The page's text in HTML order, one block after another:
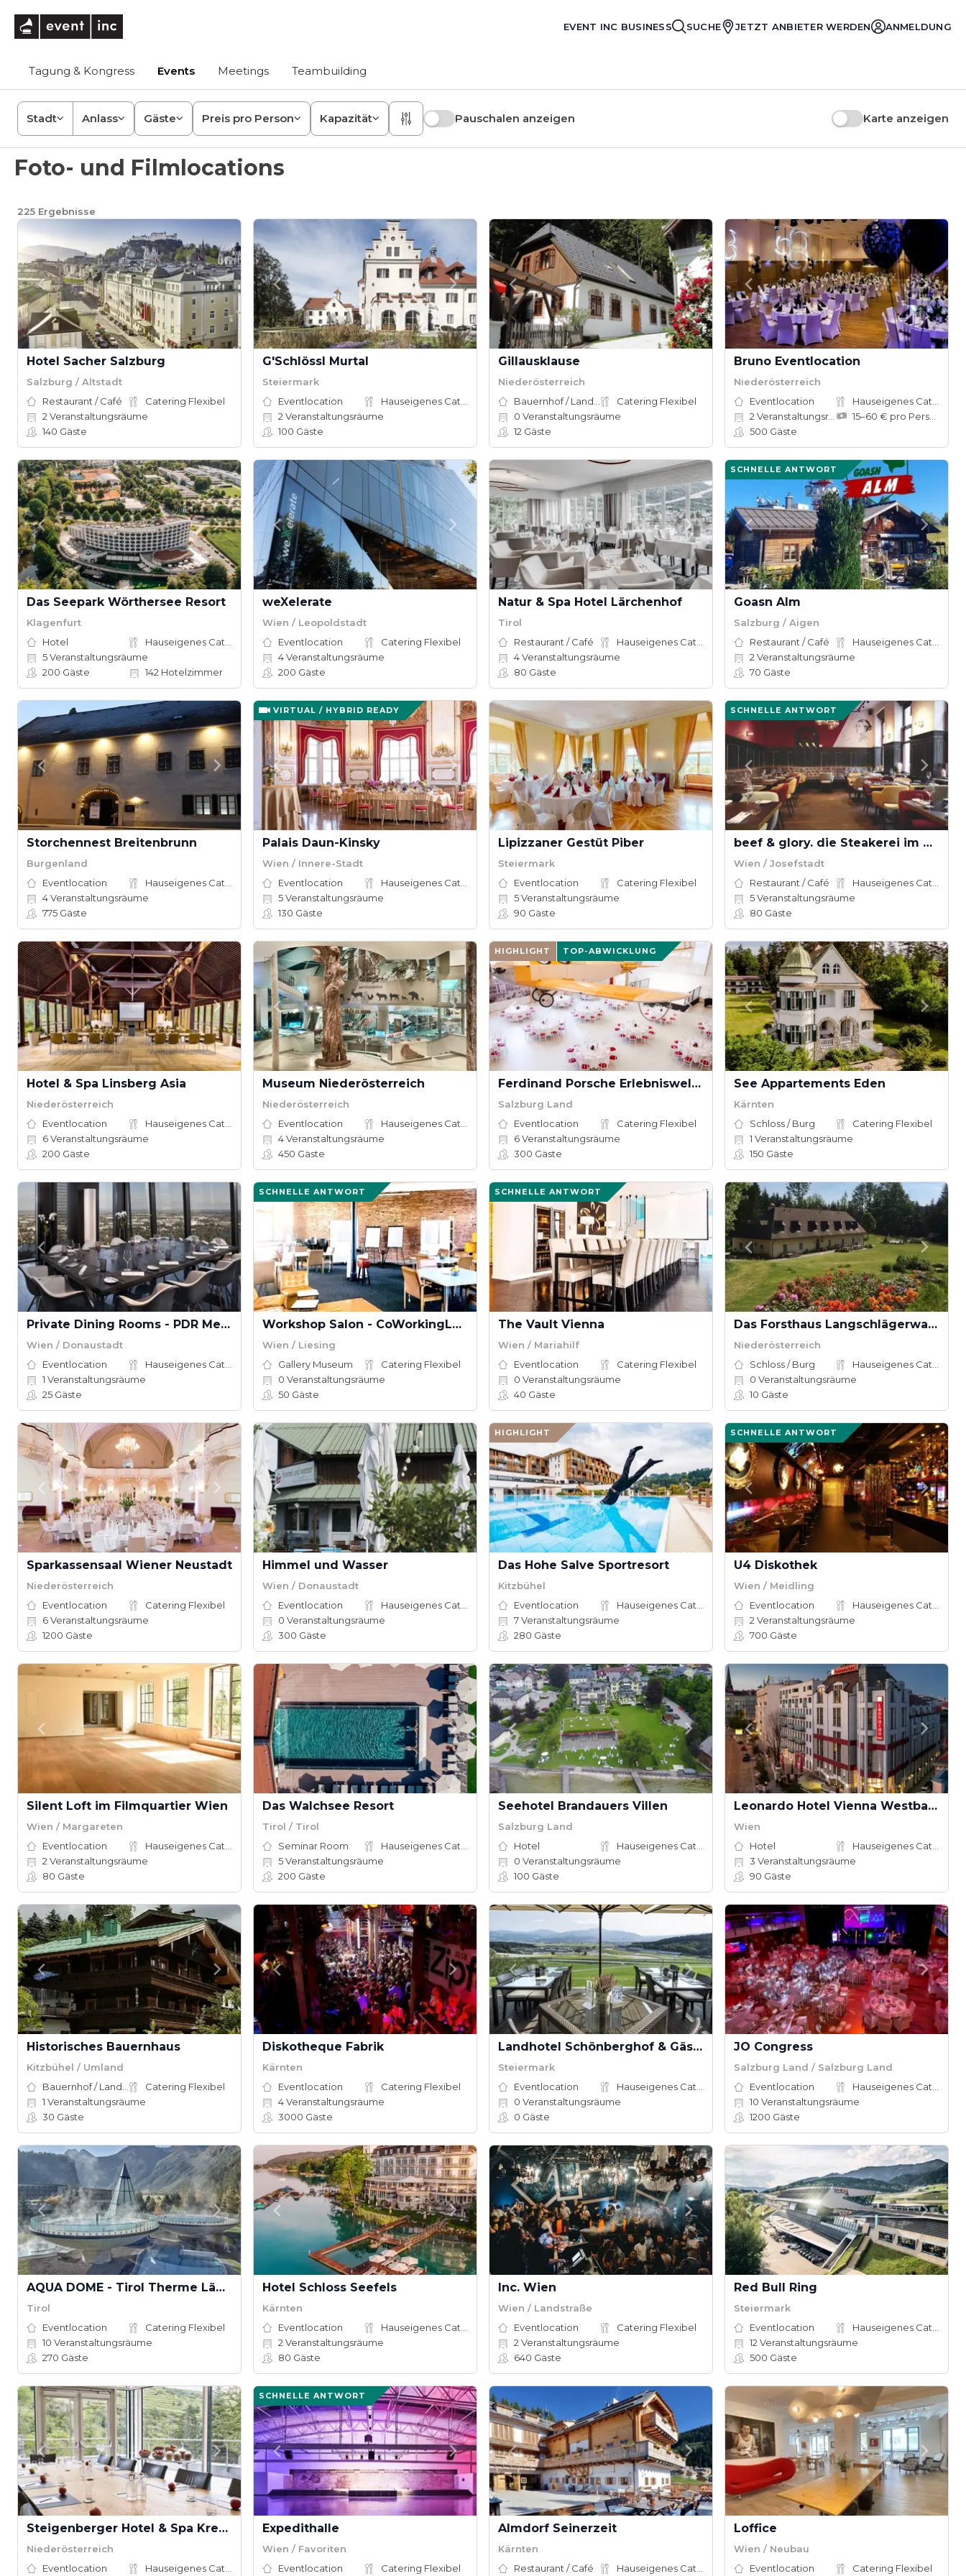
EVENT INC BUSINESS SUCHE JETZT ANBIETER WERDEN ANMELDUNG
Tagung & Kongress Events Meetings Teambuilding
Stadt Anlass Gäste Preis pro Person Kapazität Pauschalen anzeigen Karte anzeigen
Foto- und Filmlocations
225 Ergebnisse
Hotel Sacher Salzburg
Salzburg / Altstadt
Restaurant / Café
Catering Flexibel
2 Veranstaltungsräume
140 Gäste
G'Schlössl Murtal
Steiermark
Eventlocation
2 Veranstaltungsräume
100 Gäste
Gillausklause
Niederösterreich
Catering Flexibel
0 Veranstaltungsräume
12 Gäste
Bruno Eventlocation
Niederösterreich
Eventlocation
2 Veranstaltungsräume
500 Gäste
Das Seepark Wörthersee Resort
Klagenfurt
Hotel
5Veranstaltungsräume
200 Gäste 142 Hotelzimmer
weXelerate
Wien / Leopoldstadt
Eventlocation
Catering Flexibel
4Veranstaltungsräume
200 Gäste
Natur & Spa Hotel Lärchenhof
Tirol
Restaurant / Café
4Veranstaltungsräume
80 Gäste
SCHNELLE ANTWORT
Goasn Alm
Salzburg / Aigen
Restaurant / Café
2 Veranstaltungsräume
70 Gäste
Storchennest Breitenbrunn
Burgenland
Eventlocation
4Veranstaltungsräume
775 Gäste
VIRTUAL / HYBRID READY
Palais Daun-Kinsky
Wien / Innere-Stadt
Eventlocation
5Veranstaltungsräume
130 Gäste
Lipizzaner Gestüt Piber
Steiermark
Eventlocation
Catering Flexibel
5Veranstaltungsräume
90 Gäste
SCHNELLE ANTWORT
beef & glory. die Steakerei im Achten. das Steakhouse in Wien
Wien / Josefstadt
Restaurant / Café
5Veranstaltungsräume
80 Gäste
Hotel & Spa Linsberg Asia
Niederösterreich
Eventlocation
6Veranstaltungsräume
200 Gäste
Museum Niederösterreich
Niederösterreich
Eventlocation
4Veranstaltungsräume
450 Gäste
HIGHLIGHT TOP-ABWICKLUNG
Ferdinand Porsche Erlebniswelten fahr(T)raum
Salzburg Land
Eventlocation
Catering Flexibel
6Veranstaltungsräume
300 Gäste
See Appartements Eden
Kärnten
Schloss / Burg
Catering Flexibel
1 Veranstaltungsräume
150 Gäste
Private Dining Rooms - PDR Meliá Vienna
Wien / Donaustadt
Eventlocation
1 Veranstaltungsräume
25 Gäste
SCHNELLE ANTWORT
Workshop Salon - CoWorkingLoft
Wien / Liesing
Gallery Museum
Catering Flexibel
0 Veranstaltungsräume
50 Gäste
SCHNELLE ANTWORT
The Vault Vienna
Wien / Mariahilf
Eventlocation
Catering Flexibel
0 Veranstaltungsräume
40 Gäste
Das Forsthaus Langschlägerwald
Niederösterreich
Schloss / Burg
0 Veranstaltungsräume
10 Gäste
Sparkassensaal Wiener Neustadt
Niederösterreich
Eventlocation
Catering Flexibel
6Veranstaltungsräume
1200 Gäste
Himmel und Wasser
Wien / Donaustadt
Eventlocation
0 Veranstaltungsräume
300 Gäste
HIGHLIGHT
Das Hohe Salve Sportresort
Kitzbühel
Eventlocation
7Veranstaltungsräume
280 Gäste
SCHNELLE ANTWORT
U4 Diskothek
Wien / Meidling
Eventlocation
2 Veranstaltungsräume
700 Gäste
Silent Loft im Filmquartier Wien
Wien / Margareten
Eventlocation
2 Veranstaltungsräume
80 Gäste
Das Walchsee Resort
Tirol / Tirol
Seminar Room
5Veranstaltungsräume
200 Gäste
Seehotel Brandauers Villen
Salzburg Land
Hotel
0 Veranstaltungsräume
100 Gäste
Leonardo Hotel Vienna Westbahnhof
Wien
Hotel
3 Veranstaltungsräume
90 Gäste
Historisches Bauernhaus
Kitzbühel / Umland
Catering Flexibel
1 Veranstaltungsräume
30 Gäste
Diskotheque Fabrik
Kärnten
Eventlocation
Catering Flexibel
4Veranstaltungsräume
3000 Gäste
Landhotel Schönberghof & Gästehaus Enzinger
Steiermark
Eventlocation
0 Veranstaltungsräume
0 Gäste
JO Congress
Salzburg Land / Salzburg Land
Eventlocation
10 Veranstaltungsräume
1200 Gäste
AQUA DOME - Tirol Therme Längenfeld
Tirol
Eventlocation
Catering Flexibel
10 Veranstaltungsräume
270 Gäste
Hotel Schloss Seefels
Kärnten
Eventlocation
2 Veranstaltungsräume
80 Gäste
Inc. Wien
Wien / Landstraße
Eventlocation
Catering Flexibel
2 Veranstaltungsräume
640 Gäste
Red Bull Ring
Steiermark
Eventlocation
12 Veranstaltungsräume
500 Gäste
Steigenberger Hotel & Spa Krems
Niederösterreich
Eventlocation
SCHNELLE ANTWORT
Expedithalle
Wien / Favoriten
Eventlocation
Catering Flexibel
Almdorf Seinerzeit
Kärnten
Restaurant / Café
Loffice
Wien / Neubau
Eventlocation
Catering Flexibel